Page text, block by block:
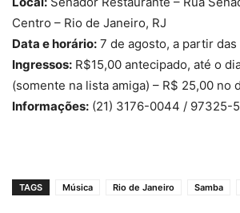
Centro – Rio de Janeiro, RJ
Data e horário: 7 de agosto, a partir das
Ingressos: R$15,00 antecipado, até o
(somente na lista amiga) – R$ 25,00 no
Informações: (21) 3176-0044 / 97325-
TAGS Música Rio de Janeiro Samba